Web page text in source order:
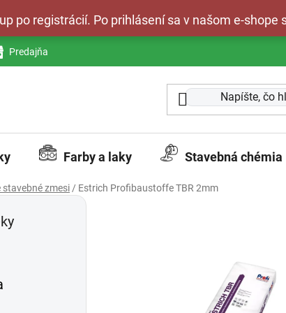
po registrácií. Po prihlásení sa v našom e-
Predajňa
Farby a laky Stavebná chémia
stavebné zmesi/ Estrich Profibaustoffe TBR 2mm